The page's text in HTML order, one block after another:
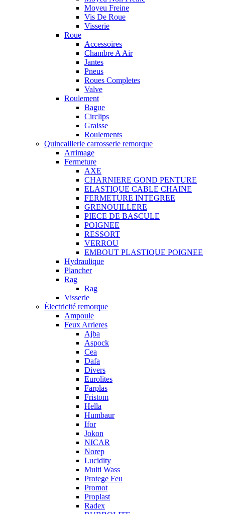
Moyeu Freine
Vis De Roue
Visserie
Roue
Accessoires
Chambre A Air
Jantes
Pneus
Roues Completes
Valve
Roulement
Bague
Circlips
Graisse
Roulements
Quincaillerie carrosserie remorque
Arrimage
Fermeture
AXE
CHARNIERE GOND PENTURE
ELASTIQUE CABLE CHAINE
FERMETURE INTEGREE
GRENOUILLERE
PIECE DE BASCULE
POIGNEE
RESSORT
VERROU
EMBOUT PLASTIQUE POIGNEE
Hydraulique
Plancher
Rag
Rag
Visserie
Électricité remorque
Ampoule
Feux Arrieres
Ajba
Aspock
Cea
Dafa
Divers
Eurolites
Farplas
Fristom
Hella
Humbaur
Ifor
Jokon
NICAR
Norep
Lucidity
Multi Wass
Protege Feu
Promot
Proplast
Radex